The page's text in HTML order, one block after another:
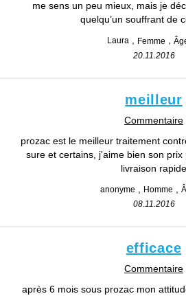
me sens un peu mieux, mais je
quelqu’un souffrant de
Laura Femme
20.11.2016
meilleur
Commentaire
prozac est le meilleur traitement
sure et certains, j'aime bien son
livraison rapide
anonyme Homme
08.11.2016
efficace
Commentaire
après 6 mois sous prozac mon